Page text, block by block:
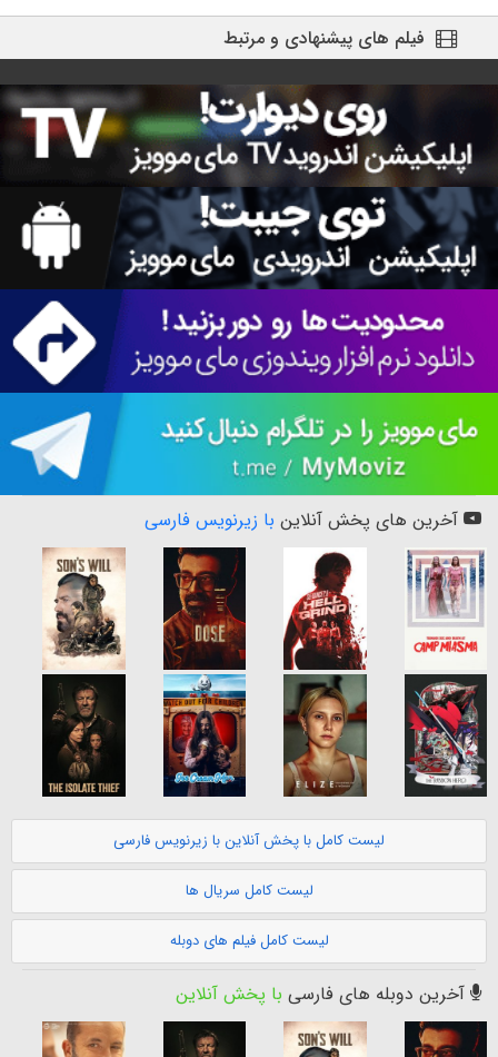
فیلم های پیشنهادی و مرتبط
آخرین های پخش آنلاین با زیرنویس فارسی
لیست کامل با پخش آنلاین با زیرنویس فارسی
لیست کامل سریال ها
لیست کامل فیلم های دوبله
آخرین دوبله های فارسی با پخش آنلاین